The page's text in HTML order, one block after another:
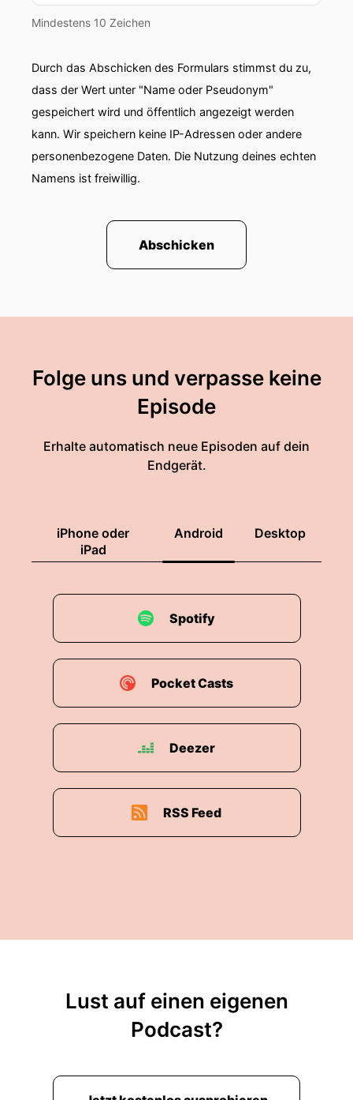
Mindestens 10 Zeichen
Durch das Abschicken des Formulars stimmst du zu,
dass der Wert unter "Name oder Pseudonym"
gespeichert wird und öffentlich angezeigt werden
kann. Wir speichern keine IP-Adressen oder andere
personenbezogene Daten. Die Nutzung deines echten
Namens ist freiwillig.
Abschicken
Folge uns und verpasse keine
Episode
Erhalte automatisch neue Episoden auf dein
Endgerät.
iPhone oder
iPad
Android Desktop
Spotify
Pocket Casts
Deezer
RSS Feed
Lust auf einen eigenen
Podcast?